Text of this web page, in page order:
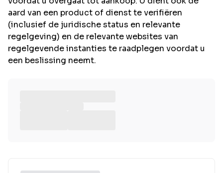
aard van een product of dienst te verifiëren
(inclusief de juridische status en relevante
regelgeving) en de relevante websites van
regelgevende instanties te raadplegen voordat u
een beslissing neemt.